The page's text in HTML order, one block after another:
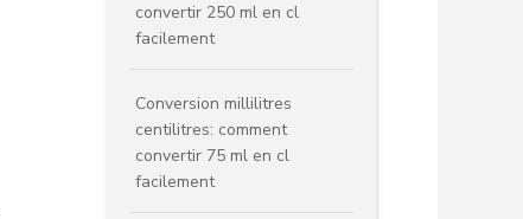
convertir 250 ml en cl
facilement
Conversion millilitres
centilitres: comment
convertir 75 ml en cl
facilement